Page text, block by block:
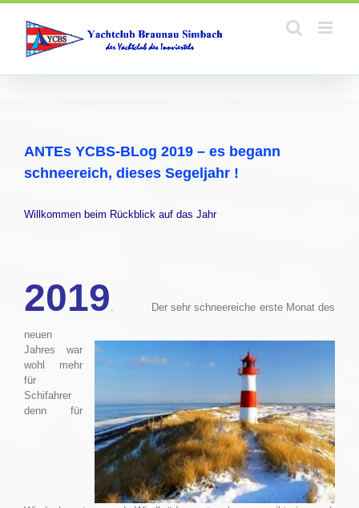
Zum
springen
ANTEs YCBS-BLog 2019 – es begann
schneereich, dieses Segeljahr !
Willkommen beim Rückblick auf das Jahr
2019 . Der sehr schneereiche erste Monat des
neuen
Jahres war
wohl mehr
für
Schifahrer
denn für